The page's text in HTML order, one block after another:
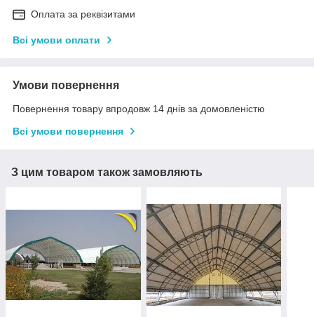
Оплата за реквізитами
Всі умови оплати
Умови повернення
Повернення товару впродовж 14 днів за домовленістю
Всі умови повернення
З цим товаром також замовляють